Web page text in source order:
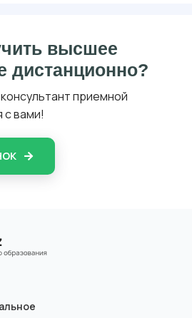
высшее
дистанционно?
приемной
с вами!